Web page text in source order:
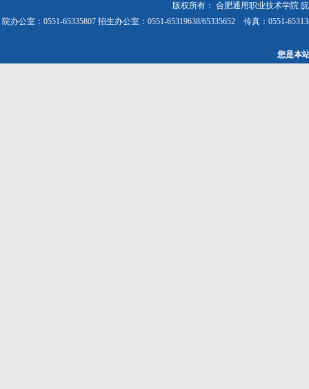
版权所有： 合肥通用职业技术学院
院办公室：0551-65335807 招生办公室：0551-65319638/65335652 传真：0551-
您是本